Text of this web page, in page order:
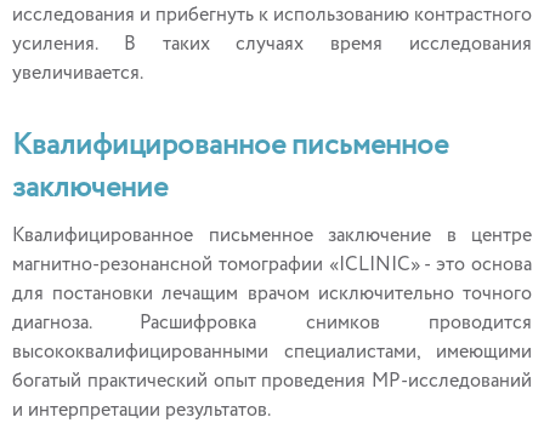
исследования и прибегнуть к использованию контрастного
усиления. В таких случаях время исследования
увеличивается.
Квалифицированное письменное
заключение
Квалифицированное письменное заключение в центре
магнитно-резонансной томографии «ICLINIC» - это основа
для постановки лечащим врачом исключительно точного
диагноза. Расшифровка снимков проводится
высококвалифицированными специалистами, имеющими
богатый практический опыт проведения МР-исследований
и интерпретации результатов.